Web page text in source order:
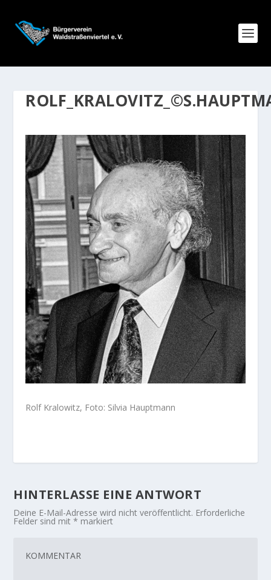
Rolf Kralowitz, Foto: Silvia Hauptmann
HINTERLASSE EINE ANTWORT
Deine E-Mail-Adresse wird nicht veröffentlicht. Erforderliche
Felder sind mit* markiert